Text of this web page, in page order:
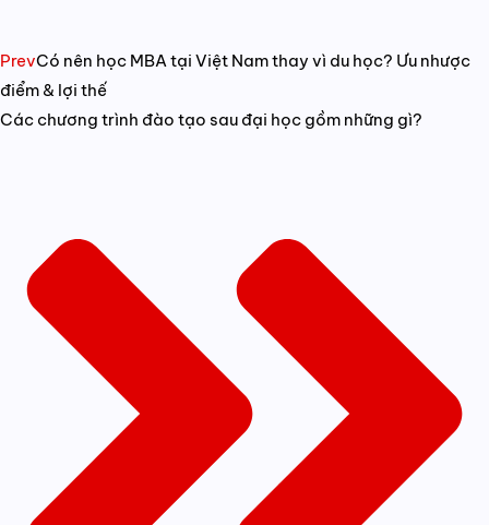
PrevCó nên học MBA tại Việt Nam thay vì du học? Ưu nhược
điểm & lợi thế
Các chương trình đào tạo sau đại học gồm những gì?